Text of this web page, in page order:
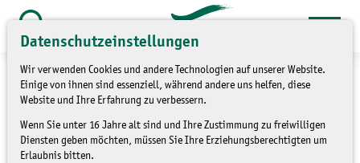
Datenschutzeinstellungen
Wir verwenden Cookies und andere Technologien auf unserer Website.
Einige von ihnen sind essenziell, während andere uns helfen, diese
Website und Ihre Erfahrung zu verbessern.
Wenn Sie unter 16 Jahre alt sind und Ihre Zustimmung zu freiwilligen
Diensten geben möchten, müssen Sie Ihre Erziehungsberechtigten um
Erlaubnis bitten.
Zum
InhaltSuche
Über uns » Ausschreibungen